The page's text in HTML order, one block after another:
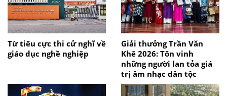
Từ tiêu cực thi cử nghĩ về
giáo dục nghề nghiệp
Giải thưởng Trần Văn
Khê 2026: Tôn vinh
những người lan tỏa giá
trị âm nhạc dân tộc